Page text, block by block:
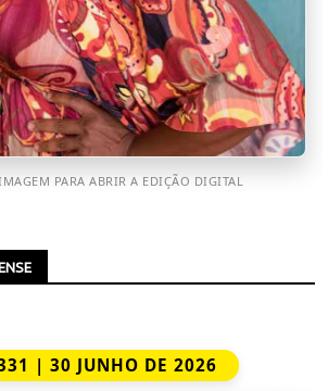
PARA ABRIR A EDIÇÃO DIGITAL
| 30 JUNHO DE 2026